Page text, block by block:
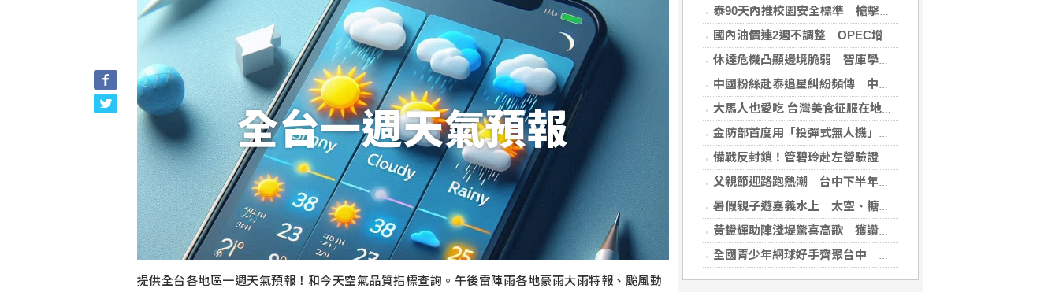
泰90天內推校園安全標準 槍擊案後全國加強心理篩檢
國內油價連2週不調整 OPEC增產國際油價跌
休達危機凸顯邊境脆弱 智庫學者籲建立歐盟統一方案
中國粉絲赴泰追星糾紛頻傳 中國駐泰使館籲文明守法
大馬人也愛吃 台灣美食征服在地味蕾
金防部首度用「投彈式無人機」火力圍剿敵軍
備戰反封鎖！管碧玲赴左營驗證海巡平戰轉換
父親節迎路跑熱潮 台中下半年賽事季開跑邀全民動起來
暑假親子遊嘉義水上 太空、糖果、咖啡到採果一次玩
黃鐙輝助陣淺堤驚喜高歌 獲讚「被演戲耽誤的搖滾男神」
全國青少年網球好手齊聚台中 第24屆筑波木笑盃熱血開打
全台一週天氣預報
提供全台各地區一週天氣預報！和今天空氣品質指標查詢。午後雷陣雨各地豪雨大雨特報、颱風動